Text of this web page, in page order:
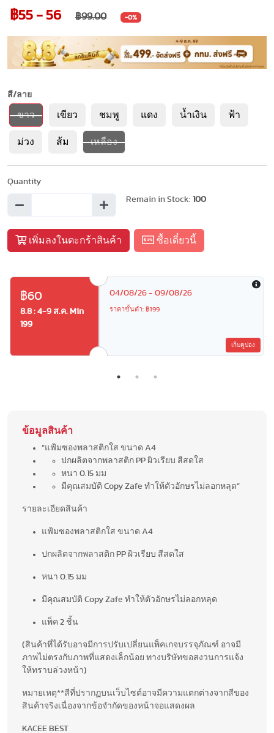
฿55 - 56 ฿99.00 -0%
สี/ลาย
ขาว เขียว ชมพู แดง น้ำเงิน ฟ้า
ม่วง ส้ม เหลือง
Quantity
Remain in Stock: 100
เพิ่มลงในตะกร้าสินค้า ซื้อเดี๋ยวนี้
฿60
8.8 : 4-9 ส.ค. Min
199
04/08/26 - 09/08/26
ราคาขั้นต่ำ: ฿199
เก็บคูปอง
ข้อมูลสินค้า
“แฟ้มซองพลาสติกใส ขนาด A4
ปกผลิตจากพลาสติก PP ผิวเรียบ สีสดใส
หนา 0.15 มม
มีคุณสมบัติ Copy Zafe ทำให้ตัวอักษรไม่ลอกหลุด”
รายละเอียดสินค้า
แฟ้มซองพลาสติกใส ขนาด A4
ปกผลิตจากพลาสติก PP ผิวเรียบ สีสดใส
หนา 0.15 มม
มีคุณสมบัติ Copy Zafe ทำให้ตัวอักษรไม่ลอกหลุด
แพ็ค 2 ชิ้น
(สินค้าที่ได้รับอาจมีการปรับเปลี่ยนแพ็คเกจบรรจุภัณฑ์ อาจมี
ภาพไม่ตรงกับภาพที่แสดงเล็กน้อย ทางบริษัทขอสงวนการแจ้ง
ให้ทราบล่วงหน้า)
หมายเหตุ**สีที่ปรากฏบนเว็บไซต์อาจมีความแตกต่างจากสีของ
สินค้าจริงเนื่องจากข้อจำกัดของหน้าจอแสดงผล
KACEE BEST